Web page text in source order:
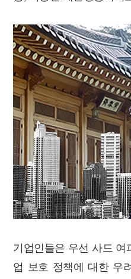
기업인들은 우선 사드 여
업 보호 정책에 대한 우